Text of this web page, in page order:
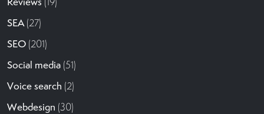
SEA(27)
SEO (201)
Social media (51)
Voice search (2)
Webdesign (30)